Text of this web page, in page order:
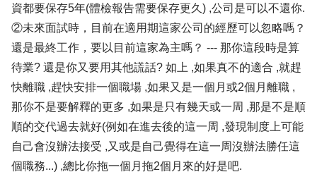
資都要保存5年(體檢報告需要保存更久) ,公司是可以不還你.
②未來面試時，目前在適用期這家公司的經歷可以忽略嗎？
還是最終工作，要以目前這家為主嗎？ --- 那你這段時是算
待業? 還是你又要用其他謊話? 如上 ,如果真不的適合 ,就趕
快離職 ,趕快安排一個職場 ,如果又是一個月或2個月離職 ,
那你不是要解釋的更多 ,如果是只有幾天或一周 ,那是不是順
順的交代過去就好(例如在進去後的這一周 ,發現制度上可能
自己會沒辦法接受 ,又或是自己覺得在這一周沒辦法勝任這
個職務...) ,總比你拖一個月拖2個月來的好是吧.